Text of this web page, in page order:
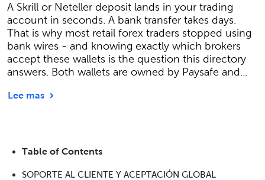
Table of Contents
SOPORTE AL CLIENTE Y ACEPTACIÓN GLOBAL
A Skrill or Neteller deposit lands in your trading
account in seconds. A bank transfer takes days.
That is why most retail forex traders stopped using
bank wires - and knowing exactly which brokers
accept these wallets is the question this directory
answers. Both wallets are owned by Paysafe and...
Lee mas